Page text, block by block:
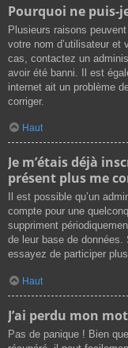
Pourquoi ne puis-
Plusieurs raisons
votre nom d’utilisateur
cas, contactez un
avoir été banni. Il est
internet ait un problème
corriger.
Haut
Je m’étais déjà
présent plus me
Il est possible qu’un
compte pour une
suppriment
de leur base de
essayez de participer
Haut
J’ai perdu mon
Pas de panique ! Bien